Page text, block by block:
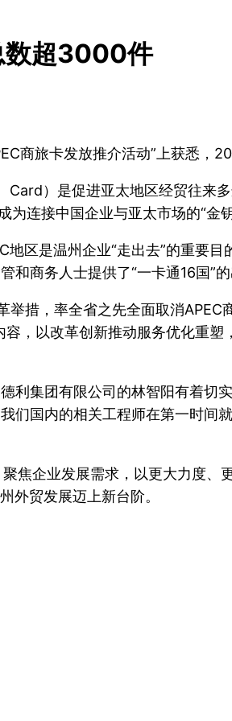
数超3000件
商旅卡发放推介活动”上获悉，
）是促进亚太地区经贸往来多
连接中国企业与亚太市场的“金
地区是温州企业“走出去”的重要
和商务人士提供了“一卡通16国”
措，率全省之先全面取消APEC
，以改革创新推动服务优化重
利集团有限公司的林智阳有着
们国内的相关工程师在第一时
焦企业发展需求，以更大力度
外贸发展迈上新台阶。